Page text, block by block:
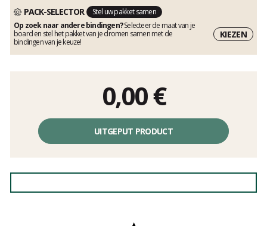
PACK-SELECTOR
Stel uw pakket samen
Op zoek naar andere bindingen?Selecteer de maat van je
board en stel het pakket van je dromen samen met de
bindingen van je keuze!
KIEZEN
0,00€
UITGEPUT PRODUCT